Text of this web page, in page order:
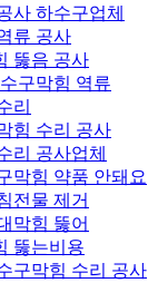
사 하수구업체
류 공사
뚫음 공사
구막힘 역류
리
힘 수리 공사
리 공사업체
막힘 약품 안돼요
전물 제거
막힘 뚫어
뚫는비용
구막힘 수리 공사